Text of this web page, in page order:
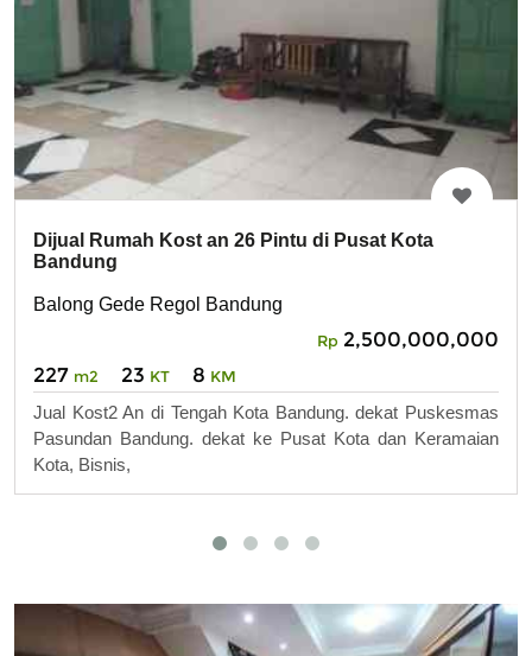
Dijual Rumah Kost an 26 Pintu di Pusat Kota
Bandung
Balong Gede Regol Bandung
Rp 2,500,000,000
227 m2 23 KT 8 KM
Jual Kost2 An di Tengah Kota Bandung. dekat Puskesmas
Pasundan Bandung. dekat ke Pusat Kota dan Keramaian
Kota, Bisnis,